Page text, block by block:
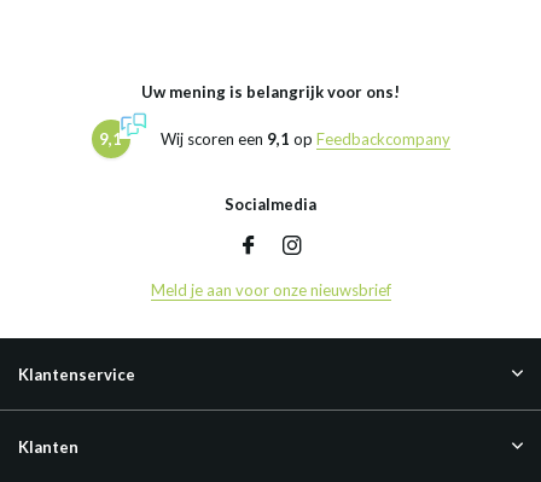
Uw mening is belangrijk voor ons!
9,1 Wij scoren een 9,1 op Feedbackcompany
Socialmedia
Meld je aan voor onze nieuwsbrief
Klantenservice
Klanten